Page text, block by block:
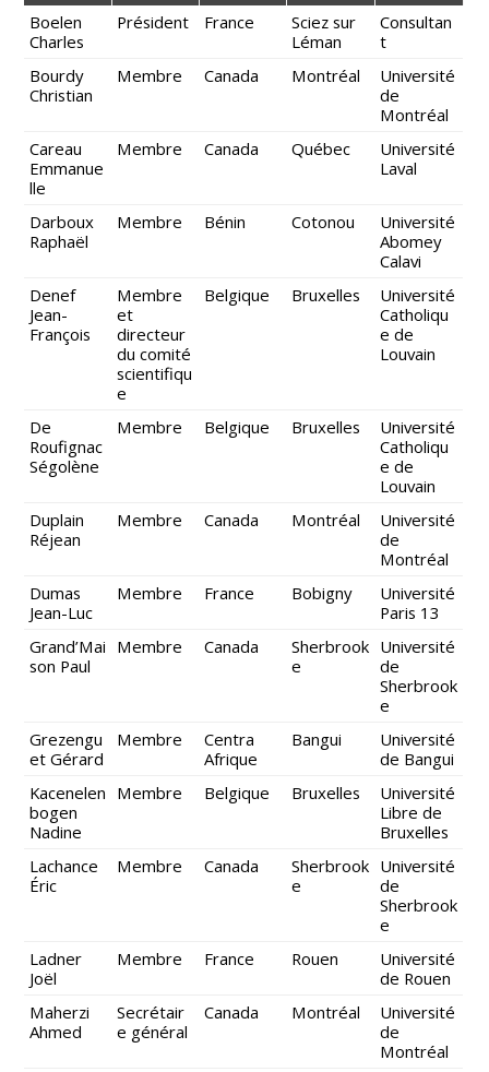
Boelen
Charles
Président France
Sciez sur
Léman
Consultan
t
Bourdy
Christian
Membre Canada Montréal
Université
de
Montréal
Careau
Emmanue
lle
Membre Canada Québec
Université
Laval
Darboux
Raphaël
Membre Bénin Cotonou
Université
Abomey
Calavi
Denef
Jean-
François
Membre
et
directeur
du comité
scientifiqu
e
Belgique Bruxelles
Université
Catholiqu
e de
Louvain
De
Roufignac
Ségolène
Membre Belgique Bruxelles
Université
Catholiqu
e de
Louvain
Duplain
Réjean
Membre Canada Montréal
Université
de
Montréal
Dumas
Jean-Luc
Membre France Bobigny
Université
Paris 13
Grand’Mai
son Paul
Membre Canada
Sherbrook
e
Université
de
Sherbrook
e
Grezengu
et Gérard
Membre
Centra
Afrique
Bangui
Université
de Bangui
Kacenelen
bogen
Nadine
Membre Belgique Bruxelles
Université
Libre de
Bruxelles
Lachance
Éric
Membre Canada
Sherbrook
e
Université
de
Sherbrook
e
Ladner
Joël
Membre France Rouen
Université
de Rouen
Maherzi
Ahmed
Secrétair
e général
Canada Montréal
Université
de
Montréal